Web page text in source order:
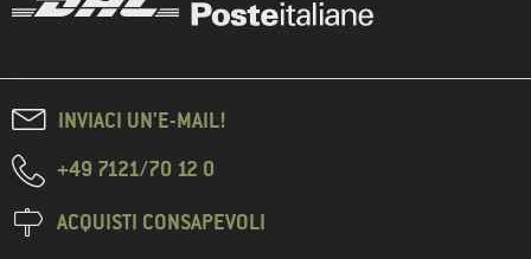
INVIACI UN'E-MAIL!
+49 7121/70 12 0
ACQUISTI CONSAPEVOLI